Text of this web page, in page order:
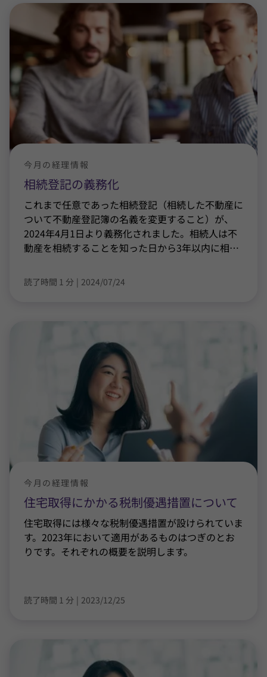
相続登記の義務化
今月の経理情報
これまで任意であった相続登記（相続した不動産に
ついて不動産登記簿の名義を変更すること）が、
2024年4月1日より義務化されました。相続人は不
動産を相続することを知った日から3年以内に相…
読了時間 1 分 | 2024/07/24
住宅取得にかかる税制優遇措置について
今月の経理情報
住宅取得には様々な税制優遇措置が設けられていま
す。2023年において適用があるものはつぎのとお
りです。それぞれの概要を説明します。
読了時間 1 分 | 2023/12/25